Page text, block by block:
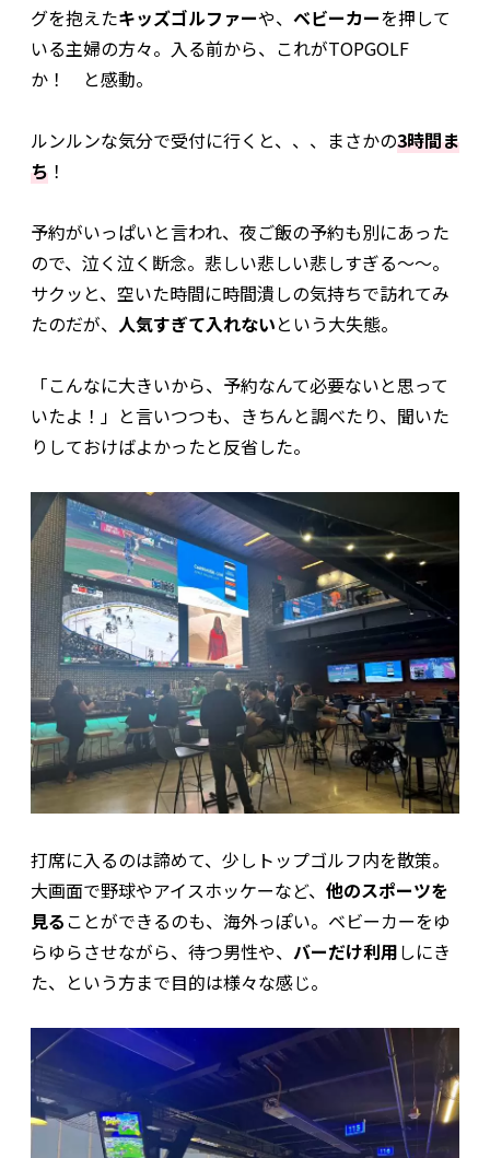
グを抱えたキッズゴルファーや、 ベビーカーを押して
いる主婦の方々。入る前から、これがTOPGOLF
か！ と感動。
ルンルンな気分で受付に行くと、、、まさかの3時間ま
ち ！
予約がいっぱいと言われ、夜ご飯の予約も別にあった
ので、泣く泣く断念。悲しい悲しい悲しすぎる〜〜。
サクッと、空いた時間に時間潰しの気持ちで訪れてみ
たのだが、 人気すぎて入れないという大失態。
「こんなに大きいから、予約なんて必要ないと思って
いたよ！」と言いつつも、きちんと調べたり、聞いた
りしておけばよかったと反省した。
打席に入るのは諦めて、少しトップゴルフ内を散策。
大画面で野球やアイスホッケーなど、 他のスポーツを
見ることができるのも、海外っぽい。ベビーカーをゆ
らゆらさせながら、待つ男性や、 バーだけ利用しにき
た、という方まで目的は様々な感じ。